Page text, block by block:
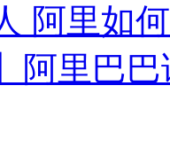
阿里如
阿里巴